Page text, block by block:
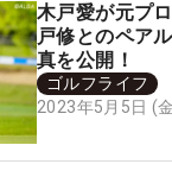
木戸愛が元プ
戸修とのペア
真を公開！
ゴルフライフ
2023年5月5日 (